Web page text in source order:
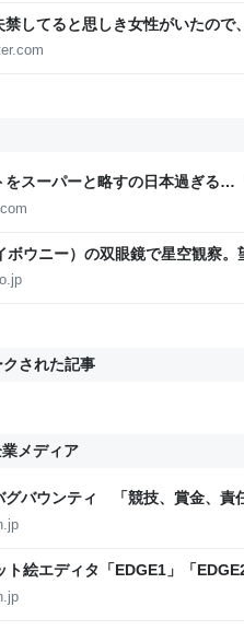
してると思しき女性がいたので
ばで見守っていたら、急に現れ
スマホをはたき落とされた話
をスーパーと略すの日本過ぎる…
もある」など
ボウニー）の双眼鏡で星空観察。
コ
された記事
メディア
グバウンティ 「競技、賞金、責
- レバテックLAB
ト絵エディタ「EDGE1」「
ォーカス】 - レバテックLAB